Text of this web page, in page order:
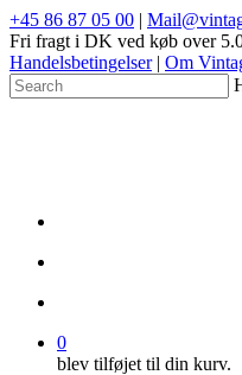
+45 86 87 05 00 |
Fri fragt i DK ved køb over
Handelsbetingelser| Om
0
blev tilføjet til din kurv.